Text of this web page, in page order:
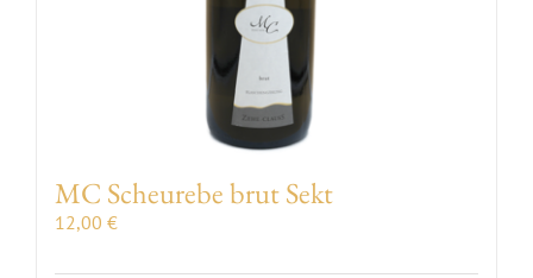
MC Scheurebe brut Sekt
12,00 €